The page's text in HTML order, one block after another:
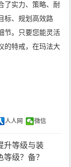
了实力、策略、耐
标、规划高效路
节。只要您能灵活
的特戒，在玛法大
人人网 微信
升等级与装
备？
等级？